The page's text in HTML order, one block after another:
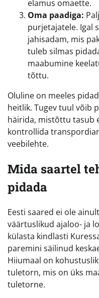
elamus omaette.
Oma paadiga:
purjetajatele. Igal
jahisadam, mis
tuleb silmas
maabumine
tõttu.
Oluline on meeles
heitlik. Tugev tuul võib
häirida, mistõttu tasub
kontrollida
veebilehte.
Mida saartel
pidada
Eesti saared ei ole
väärtuslikud ajaloo- ja
külasta kindlasti
paremini säilinud
Hiiumaal on
tuletorn, mis on üks
tuletorne.